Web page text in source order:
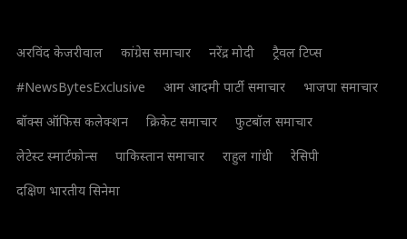
अरविंद केजरीवाल कांग्रेस समाचार नरेंद्र मोदी
ट्रैवल टिप्स
#NewsBytesExclusive
आम आदमी पार्टी समाचार
भाजपा समाचार
बॉक्स ऑफिस कलेक्शन
क्रिकेट समाचार
फुटबॉल समाचार
लेटेस्ट स्मार्टफोन्स
पाकिस्तान समाचार राहुल गांधी
रेसिपी
दक्षिण भारतीय सिनेमा